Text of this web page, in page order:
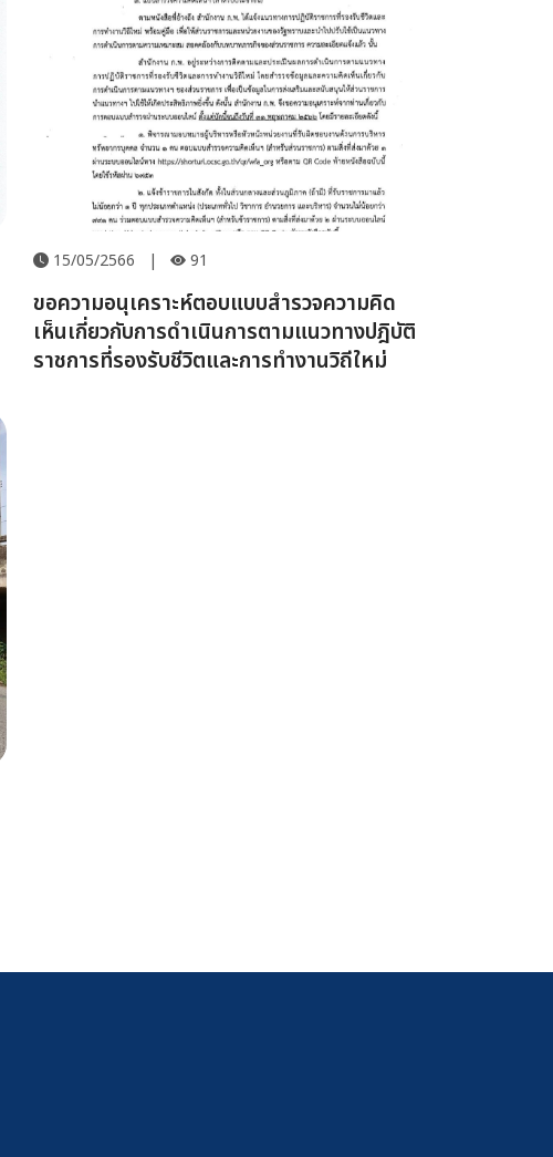
15/05/2566 | 91
ขอความอนุเคราะห์ตอบแบบสำรวจความคิด
เห็นเกี่ยวกับการดำเนินการตามแนวทางปฎิบัติ
ราชการที่รองรับชีวิตและการทำงานวิถีใหม่